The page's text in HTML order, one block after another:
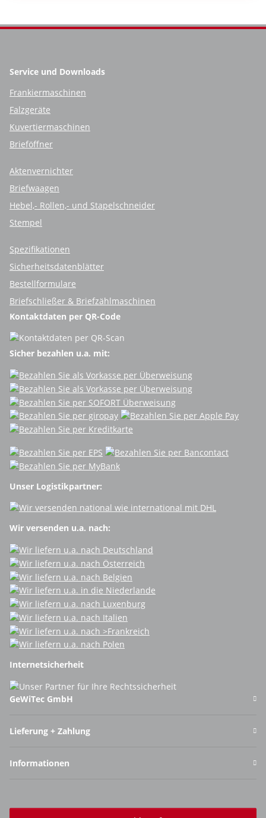
Service und Downloads
Frankiermaschinen
Falzgeräte
Kuvertiermaschinen
Brieföffner
Aktenvernichter
Briefwaagen
Hebel,- Rollen,- und Stapelschneider
Stempel
Spezifikationen
Sicherheitsdatenblätter
Bestellformulare
Briefschließer & Briefzählmaschinen
Kontaktdaten per QR-Code
Sicher bezahlen u.a. mit:
Unser Logistikpartner:
Wir versenden u.a. nach:
Internetsicherheit
GeWiTec GmbH
Lieferung + Zahlung
Informationen